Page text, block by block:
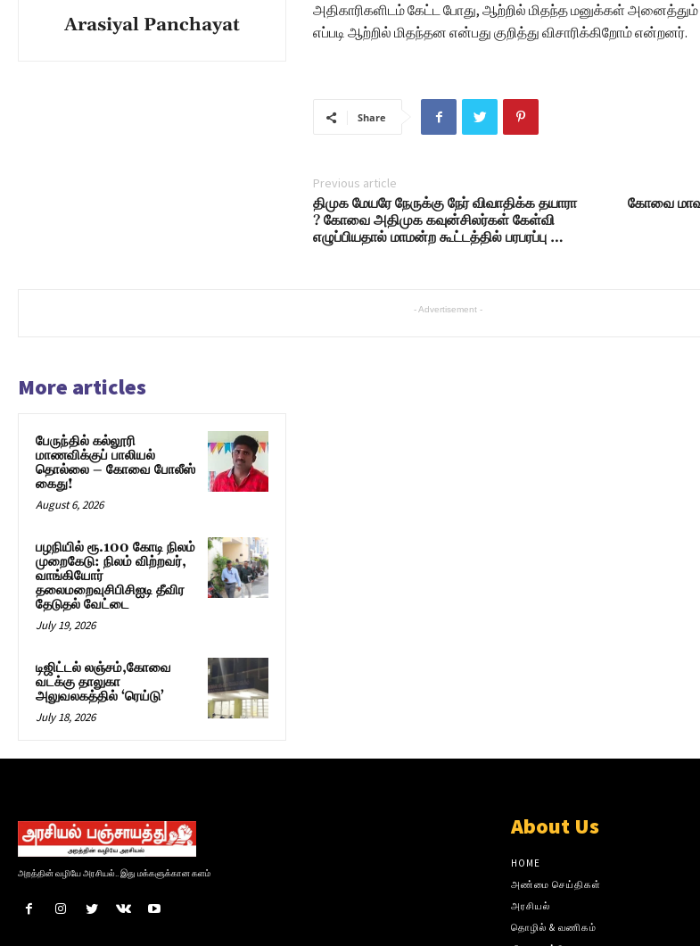
Arasiyal Panchayat
அதிகாரிகளிடம் கேட்ட போது, ஆற்றில் மிதந்த மனுக்கள்
எப்படி ஆற்றில் மிதந்தன என்பது குறித்து விசாரிக்கிறோம் என்றனர்.
Share
Previous article
திமுக மேயரே நேருக்கு நேர் விவாதிக்க தயாரா
? கோவை அதிமுக கவுன்சிலர்கள் கேள்வி
எழுப்பியதால் மாமன்ற கூட்டத்தில் பரபரப்பு …
கோவை
- Advertisement -
More articles
பேருந்தில் கல்லூரி
மாணவிக்குப் பாலியல்
தொல்லை – கோவை போலீஸ்
கைது!
August 6, 2026
பழநியில் ரூ.100 கோடி நிலம்
முறைகேடு: நிலம் விற்றவர்,
வாங்கியோர்
தலைமறைவுசிபிசிஐடி தீவிர
தேடுதல் வேட்டை
July 19, 2026
டிஜிட்டல் லஞ்சம்,கோவை
வடக்கு தாலுகா
அலுவலகத்தில் ‘ரெய்டு’
July 18, 2026
அறத்தின் வழியே அரசியல்.. இது மக்களுக்கான களம்
About Us
HOME
அண்மை செய்திகள்
அரசியல்
தொழில் & வணிகம்